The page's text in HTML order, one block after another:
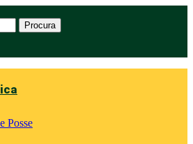
Procura
Posse